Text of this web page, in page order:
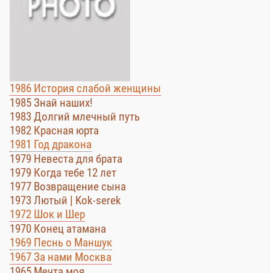
1986 История слабой женщины
1985 Знай наших!
1983 Долгий млечный путь
1982 Красная юрта
1981 Год дракона
1979 Невеста для брата
1979 Когда тебе 12 лет
1977 Возвращение сына
1973 Лютый | Kok-serek
1972 Шок и Шер
1970 Конец атамана
1969 Песнь о Маншук
1967 За нами Москва